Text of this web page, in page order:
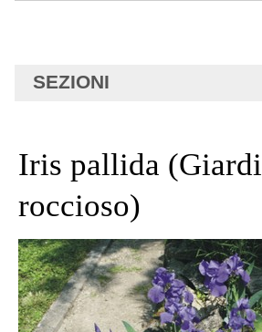
SEZIONI
Iris pallida
roccioso)